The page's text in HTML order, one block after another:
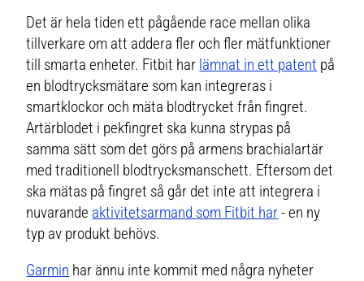
Det är hela tiden ett pågående race mellan olika
tillverkare om att addera fler och fler mätfunktioner
till smarta enheter. Fitbit har lämnat in ett patent på
en blodtrycksmätare som kan integreras i
smartklockor och mäta blodtrycket från fingret.
Artärblodet i pekfingret ska kunna strypas på
samma sätt som det görs på armens brachialartär
med traditionell blodtrycksmanschett. Eftersom det
ska mätas på fingret så går det inte att integrera i
nuvarande aktivitetsarmand som Fitbit har- en ny
typ av produkt behövs.
Garmin har ännu inte kommit med några nyheter